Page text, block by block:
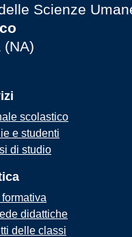
Scienze
(NA)
scolastico
e studenti
di studio
didattiche
delle classi